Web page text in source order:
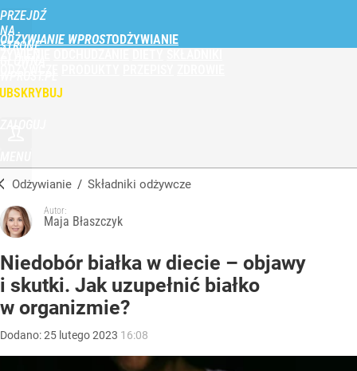
PRZEJDŹ
NA
STRONĘ
ODŻYWIANIE WPROST
Odżywianie / Składniki odżywcze
Autor:
Maja Błaszczyk
Niedobór białka w diecie – objawy
i skutki. Jak uzupełnić białko
w organizmie?
Dodano:25 lutego2023 16:08